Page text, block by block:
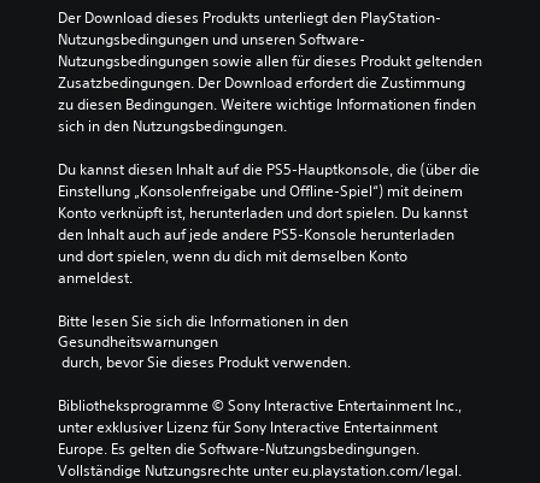
Der Download dieses Produkts unterliegt den PlayStation-
Nutzungsbedingungen und unseren Software-
Nutzungsbedingungen sowie allen für dieses Produkt geltenden
Zusatzbedingungen. Der Download erfordert die Zustimmung
zu diesen Bedingungen. Weitere wichtige Informationen finden
sich in den Nutzungsbedingungen.
Du kannst diesen Inhalt auf die PS5-Hauptkonsole, die (über die
Einstellung „Konsolenfreigabe und Offline-Spiel“) mit deinem
Konto verknüpft ist, herunterladen und dort spielen. Du kannst
den Inhalt auch auf jede andere PS5-Konsole herunterladen
und dort spielen, wenn du dich mit demselben Konto
anmeldest.
Bitte lesen Sie sich die Informationen in den
Gesundheitswarnungen
durch, bevor Sie dieses Produkt verwenden.
Bibliotheksprogramme © Sony Interactive Entertainment Inc.,
unter exklusiver Lizenz für Sony Interactive Entertainment
Europe. Es gelten die Software-Nutzungsbedingungen.
Vollständige Nutzungsrechte unter eu.playstation.com/legal.